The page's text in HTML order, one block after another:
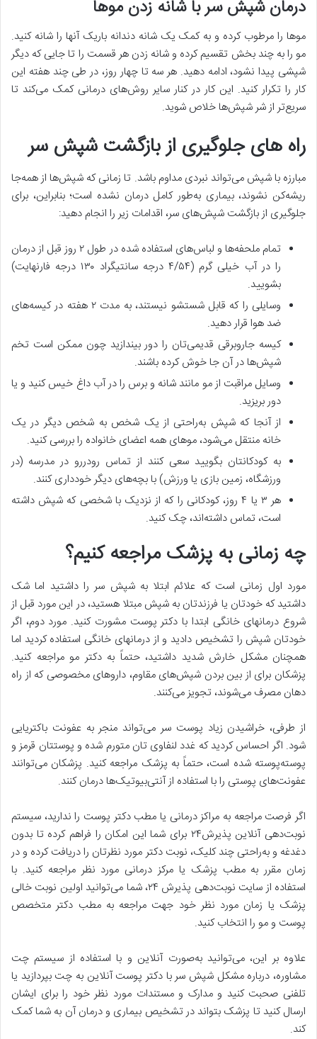
درمان شپش سر با شانه زدن موها
موها را مرطوب کرده و به کمک یک شانه دندانه باریک آنها را شانه کنید.
مو را به چند بخش تقسیم کرده و شانه زدن هر قسمت را تا جایی که دیگر
شپشی پیدا نشود، ادامه دهید. هر سه تا چهار روز، در طی چند هفته این
کار را تکرار کنید. این کار در کنار سایر روش‌های درمانی کمک می‌کند تا
سریع‌تر از شر شپش‌ها خلاص شوید.
راه ­های جلوگیری از بازگشت شپش سر
مبارزه با شپش می‌­تواند نبردی مداوم باشد. تا زمانی که شپش‌­ها از همه‌جا
ریشه­‌کن نشوند، بیماری به­‌طور کامل درمان نشده است؛ بنابراین، برای
جلوگیری از بازگشت شپش‌­های سر، اقدامات زیر را انجام دهید:
تمام ملحفه‌­ها و لباس­‌های استفاده شده در طول ۲ روز قبل از درمان
را در آب خیلی گرم (۴/۵۴ درجه سانتیگراد ۱۳۰ درجه فارنهایت)
بشویید.
وسایلی را که قابل شستشو نیستند، به مدت ۲ هفته در کیسه­‌های
ضد هوا قرار دهید.
کیسه جاروبرقی قدیمی‌­تان را دور بیندازید چون ممکن است تخم
شپش‌­ها در آن­ جا خوش کرده باشند.
وسایل مراقبت از مو مانند شانه و برس را در آب داغ خیس کنید و یا
دور بریزید.
از آنجا که شپش به‌راحتی از یک شخص به شخص دیگر در یک
خانه منتقل می­‌شود، موهای همه اعضای خانواده را بررسی کنید.
به کودکانتان بگویید سعی کنند از تماس رودررو در مدرسه (در
ورزشگاه، زمین بازی یا ورزش) با بچه‌های دیگر خودداری کنند.
هر ۳ یا ۴ روز، کودکانی را که از نزدیک با شخصی که شپش داشته
است، تماس داشته­‌اند، چک کنید.
چه زمانی به پزشک مراجعه کنیم؟
مورد اول زمانی است که علائم ابتلا به شپش سر را داشتید اما شک
داشتید که خودتان یا فرزندتان به شپش مبتلا هستید، در این مورد قبل از
شروع درمان­های خانگی ابتدا با دکتر پوست مشورت کنید. مورد دوم، اگر
خودتان شپش را تشخیص دادید و از درمان­های خانگی استفاده کردید اما
هم­چنان مشکل خارش شدید داشتید، حتماً به دکتر مو مراجعه کنید.
پزشکان برای از بین بردن شپش‌­های مقاوم، داروهای مخصوصی که از راه
دهان مصرف می­‌شوند، تجویز می­‌کنند.
از طرفی، خراشیدن زیاد پوست سر می­‌تواند منجر به عفونت باکتریایی
شود. اگر احساس کردید که غدد لنفاوی تان متورم شده و پوستتان قرمز و
پوسته‌پوسته شده است، حتماً به پزشک مراجعه کنید. پزشکان می­‌توانند
عفونت‌­های پوستی را با استفاده از آنتی‌بیوتیک‌ها درمان کنند.
اگر فرصت مراجعه به مراکز درمانی یا مطب دکتر پوست را ندارید، سیستم
نوبت­‌دهی آنلاین پذیرش۲۴ برای شما این امکان را فراهم کرده تا بدون
دغدغه و به‌راحتی چند کلیک، نوبت دکتر مورد نظرتان را دریافت کرده و در
زمان مقرر به مطب پزشک یا مرکز درمانی مورد نظر مراجعه کنید. با
استفاده از سایت نوبت‌دهی پذیرش ۲۴، شما می‌توانید اولین نوبت خالی
پزشک یا زمان مورد نظر خود جهت مراجعه به مطب دکتر متخصص
پوست و مو را انتخاب کنید.
علاوه بر این، می‌توانید به‌صورت آنلاین و با استفاده از سیستم چت
مشاوره، درباره مشکل شپش سر با دکتر پوست آنلاین به چت بپردازید یا
تلفنی صحبت کنید و مدارک و مستندات مورد نظر خود را برای ایشان
ارسال کنید تا پزشک بتواند در تشخیص بیماری و درمان آن به شما کمک
کند.